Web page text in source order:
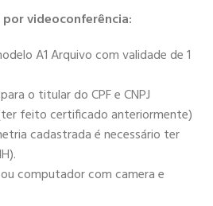
videoconferência:
A1 Arquivo com validade de 1
o titular do CPF e CNPJ
feito certificado anteriormente)
cadastrada é necessário ter
computador com camera e